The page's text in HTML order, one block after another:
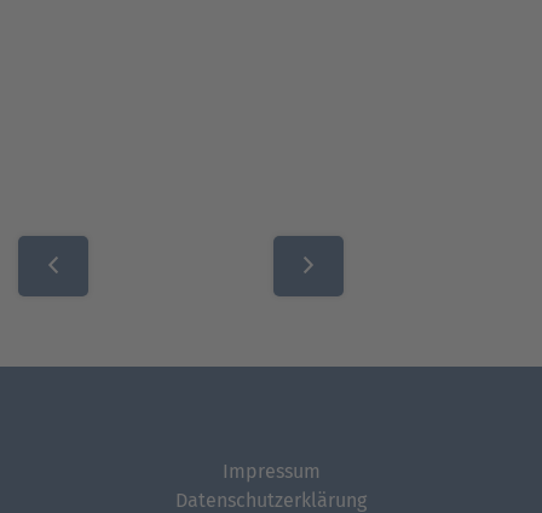
Beitragsnavigation
Impressum
Datenschutzerklärung